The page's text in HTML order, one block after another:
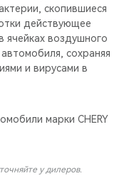
скопившиеся
действующее
ячейках воздушного
сохраняя
и вирусами в
марки CHERY
у дилеров.